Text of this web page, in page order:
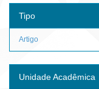
Tipo
Artigo
Unidade Acadêmica